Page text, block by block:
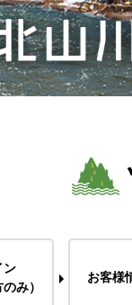
ン
み）
お客様